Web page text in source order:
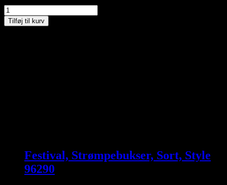
Tilføj til kurv
Festival, Strømpebukser, Sort, Style
96290